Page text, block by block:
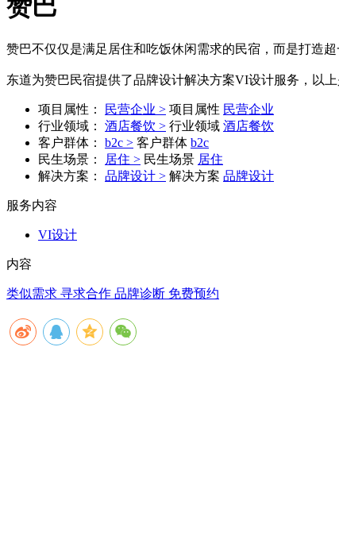
赞巴
赞巴不仅仅是满足居住和吃饭休闲需求的民宿，而是打造
东道为赞巴民宿提供了品牌设计解决方案VI设计服务，以
项目属性： 民营企业 > 项目属性 民营企业
行业领域：
酒店餐饮 > 行业领域 酒店餐饮
客户群体：
b2c > 客户群体 b2c
民生场景：
居住 > 民生场景 居住
解决方案：
品牌设计 > 解决方案 品牌设计
服务内容
VI设计
内容
类似需求 寻求合作 品牌诊断 免费预约